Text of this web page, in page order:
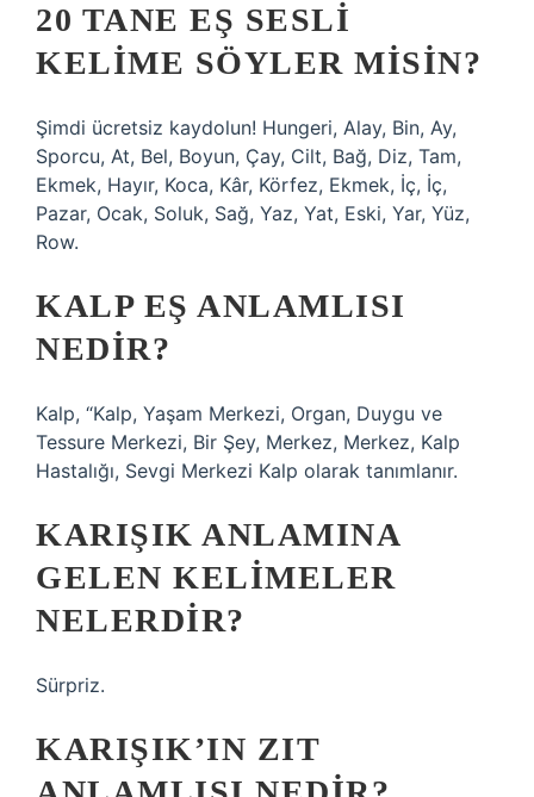
20 TANE EŞ SESLI
KELIME SÖYLER MISIN?
Şimdi ücretsiz kaydolun! Hungeri, Alay, Bin, Ay,
Sporcu, At, Bel, Boyun, Çay, Cilt, Bağ, Diz, Tam,
Ekmek, Hayır, Koca, Kâr, Körfez, Ekmek, İç, İç,
Pazar, Ocak, Soluk, Sağ, Yaz, Yat, Eski, Yar, Yüz,
Row.
KALP EŞ ANLAMLISI
NEDIR?
Kalp, “Kalp, Yaşam Merkezi, Organ, Duygu ve
Tessure Merkezi, Bir Şey, Merkez, Merkez, Kalp
Hastalığı, Sevgi Merkezi Kalp olarak tanımlanır.
KARIŞIK ANLAMINA
GELEN KELIMELER
NELERDIR?
Sürpriz.
KARIŞIK’IN ZIT